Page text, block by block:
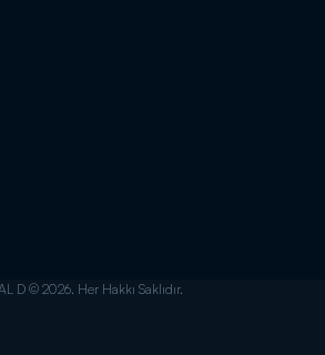
D © 2026. Her Hakkı Saklıdır.